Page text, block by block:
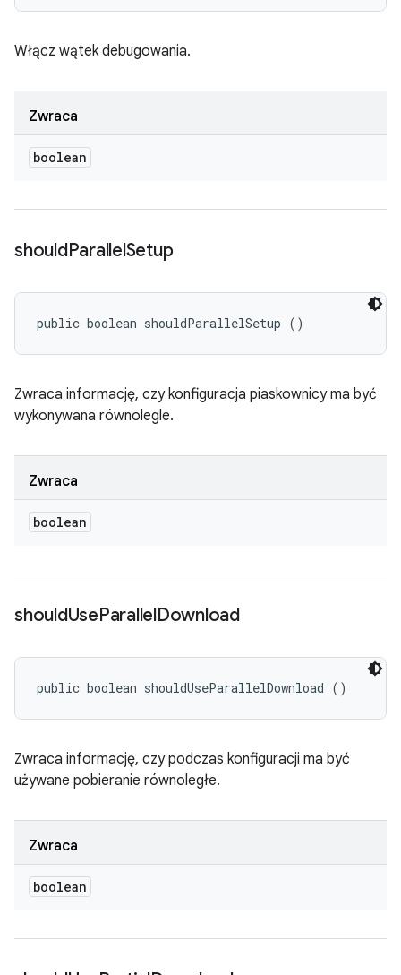
Włącz wątek debugowania.
Zwraca
boolean
shouldParallelSetup
public boolean shouldParallelSetup ()
Zwraca informację, czy konfiguracja piaskownicy ma być
wykonywana równolegle.
Zwraca
boolean
shouldUseParallelDownload
public boolean shouldUseParallelDownload ()
Zwraca informację, czy podczas konfiguracji ma być
używane pobieranie równoległe.
Zwraca
boolean